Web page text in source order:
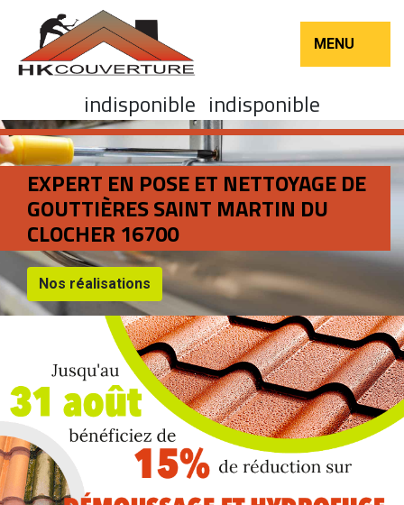
MENU
indisponible indisponible
EXPERT EN POSE ET NETTOYAGE DE
GOUTTIÈRES SAINT MARTIN DU
CLOCHER 16700
Nos réalisations